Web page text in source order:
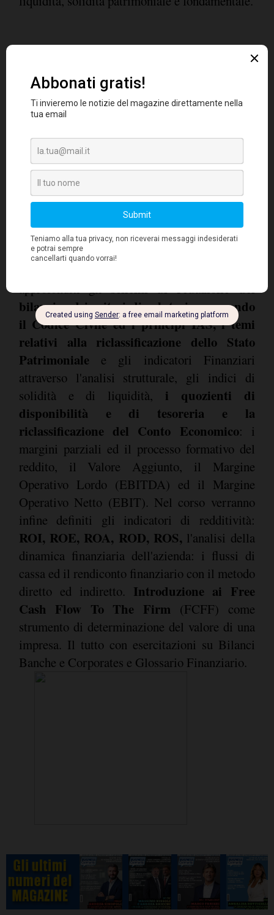
Occorre andare nel profondo di quelle che sono
le logiche dell'equilibrio
punto vista economico, finanziario e reddituale
di una azienda.Una pratica guidaquindi a
diventa fondamentale nelle scelte operative e
dalla quale non si può prescindere per la
rilevanza assunta dal
emittenti che si rivolgono sempre più
frequentemente al mercato ma anche per
coloro che sono chiamati a valutare le
condizioni prospettiche di un'impresa. Nel
approfonditi glischemi di redazione del
bilancio ed i criteri di valutazione secondo
il Codice Civile ed i principi IAS, i temi
relativi alla riclassificazione dello Stato
Patrimoniale e gli indicatori Finanziari
attraverso l'analisi strutturale, gli indici di
solidità e di liquidità, i quozienti di
disponibilità e di tesoreria e la
riclassificazione del Conto Economico: i
margini parziali ed il processo formativo del
reddito, il Valore Aggiunto, il Margine
Operativo Lordo (EBITDA) ed il Margine
Operativo Netto (EBIT). Nel corso verranno
infine definiti gli indicatori di redditività:
ROI, ROE, ROA, ROD, ROS, l'analisi della
dinamica finanziaria dell'azienda: i flussi di
cassa ed il rendiconto finanziario con il metodo
diretto ed indiretto. Introduzione ai Free
Cash Flow To The Firm (FCFF) come
strumento di determinazione del valore di una
impresa. Il tutto con esercitazioni su Bilanci
Banche e Corporates e Glossario Finanziario.